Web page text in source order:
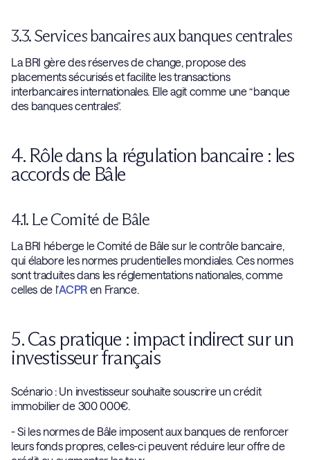
3.3. Services bancaires aux banques centrales
La BRI gère des réserves de change, propose des
placements sécurisés et facilite les transactions
interbancaires internationales. Elle agit comme une “banque
des banques centrales”.
4. Rôle dans la régulation bancaire : les
accords de Bâle
4.1. Le Comité de Bâle
La BRI héberge le Comité de Bâle sur le contrôle bancaire,
qui élabore les normes prudentielles mondiales. Ces normes
sont traduites dans les réglementations nationales, comme
celles de l’ACPRen France.
5. Cas pratique : impact indirect sur un
investisseur français
Scénario : Un investisseur souhaite souscrire un crédit
immobilier de 300 000€.
- Si les normes de Bâle imposent aux banques de renforcer
leurs fonds propres, celles-ci peuvent réduire leur offre de